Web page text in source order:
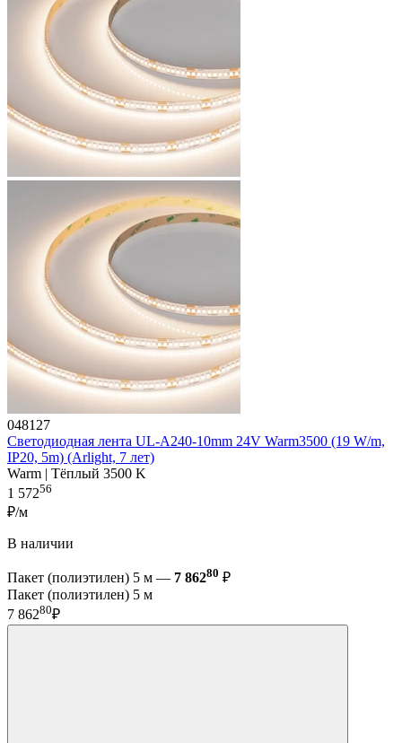
048127
Светодиодная лента UL-A240-10mm 24V Warm3500 (19 W/m,
IP20, 5m) (Arlight, 7 лет)
Warm | Тёплый 3500 K
1 57256
₽/м
В наличии
Пакет (полиэтилен) 5 м — 7 86280 ₽
Пакет (полиэтилен) 5 м
7 86280₽